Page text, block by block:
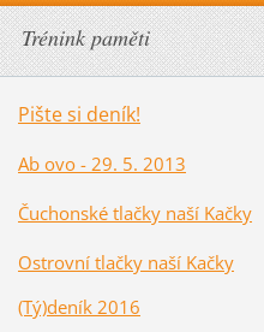
Trénink paměti
Pište si deník!
Ab ovo - 29. 5. 2013
Čuchonské tlačky naší Kačky
Ostrovní tlačky naší Kačky
(Tý)deník 2016